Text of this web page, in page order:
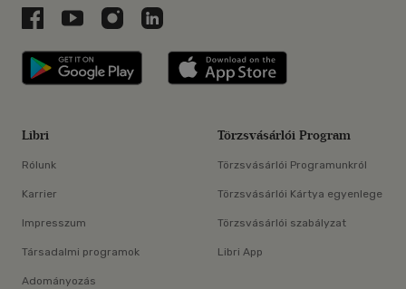
Libri a Facebookon
Libri a Youtube-on
Libri az Instagramon
Libri a LinkedInen
Libri applikáció Szerezd meg: Google
Libri
Rólunk
Karrier
Impresszum
Társadalmi programok
Adományozás
Törzsvásárlói Program
Törzsvásárlói Programunkról
Törzsvásárlói Kártya egyenlege
Törzsvásárlói szabályzat
Libri App